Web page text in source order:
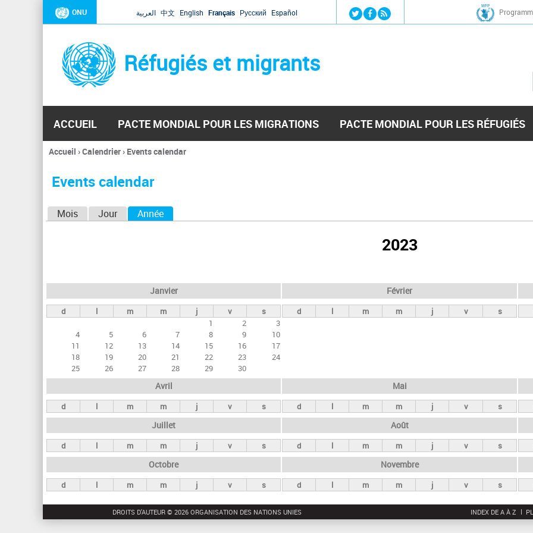
Jump to navigation
ONU العربية 中文 English Français Русский Español
Réfugiés et migrants
ACCUEIL PACTE MONDIAL POUR LES MIGRATIONS PACTE MONDIAL POUR LES RÉFUGIÉS
Vous
ici
Accueil ›Calendrier› Events calendar
Events calendar
e
t
s
n
c
i
p
a
x
Mois Jour Année
2023
Janvier
d l m m j v
s
1
2
3
4
5 6 7 8 9
10
11
12 13 14 15 16
17
18
19 20 21 22 23
24
25
26 27 28 29 30
Février
d l m m j v s
Avril
d l m m j v s
Mai
d l m m j v s
Juillet
d l m m j v s
Août
d l m m j v s
Octobre
d l m m j v s
Novembre
d l m m j v s
DROITS D'AUTEUR © 2026 ORGANISATION DES NATIONS UNIES INDEX DE A À Z